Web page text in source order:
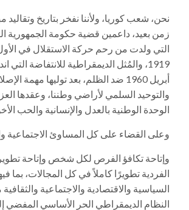
نحن، شعب كوريا، ولأننا نفخر بتاريخ وتقاليد
زمن بعيد، داعمين قضية حكومة الجمهورية
التي ولدت من رحم حركة الاستقلال في
أبريل 1960 ضد الظلم، بعد توليها مهمة
والتوحيد السلمي لأراضي وطننا، وعقدها
الوحدة الوطنية بالعدل والإنسانية والحب
وعلى القضاء على كل المساوئ الاجتماعية
وإتاحة تكافؤ الفرص لكل شخص وإتاحة تطوير
الفردية تطويرًا كاملاً في كل المجالات، بما
السياسية والاقتصادية والاجتماعية
النظام الديمقراطي الحر الأساسي المفضي